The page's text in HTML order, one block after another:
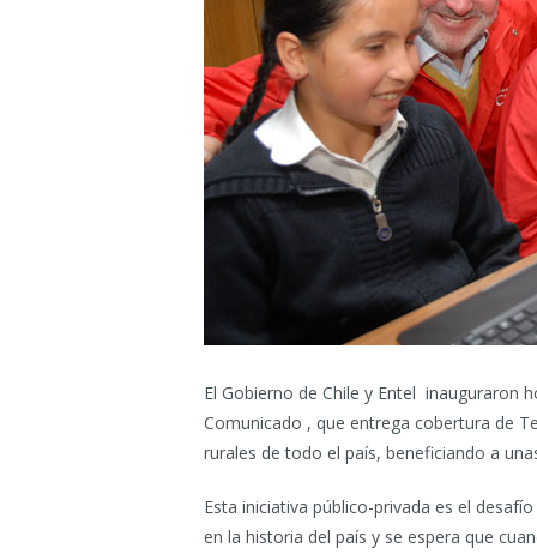
El Gobierno de Chile y Entel inauguraron
Comunicado , que entrega cobertura de
rurales de todo el país, beneficiando a
Esta iniciativa público-privada es el
en la historia del país y se espera que